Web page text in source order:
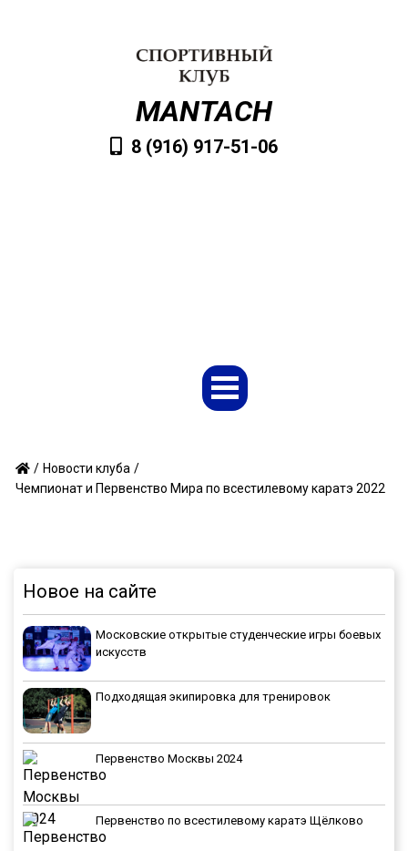
MANTACH
8 (916) 917-51-06
/ Новости клуба /
Чемпионат и Первенство Мира по всестилевому каратэ 2022
Новое на сайте
Московские открытые студенческие игры боевых
искусств
Подходящая экипировка для тренировок
Первенство Москвы 2024
Первенство по всестилевому каратэ Щёлково